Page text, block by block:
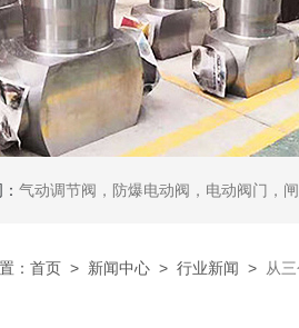
气动调节阀，防爆电动阀，电动阀门，
： 首页 > 新闻中心 > 行业新闻 > 从